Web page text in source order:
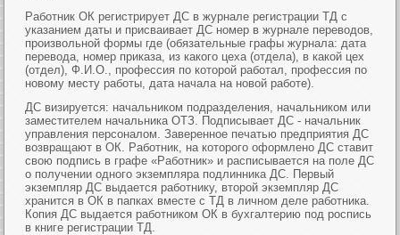
Работник ОК регистрирует ДС в журнале регистрации ТД с
указанием даты и присваивает ДС номер в журнале переводов,
произвольной формы где (обязательные графы журнала: дата
перевода, номер приказа, из какого цеха (отдела), в какой цех
(отдел), Ф.И.О., профессия по которой работал, профессия по
новому месту работы, дата начала на новой работе).
ДС визируется: начальником подразделения, начальником или
заместителем начальника ОТЗ. Подписывает ДС - начальник
управления персоналом. Заверенное печатью предприятия ДС
возвращают в ОК. Работник, на которого оформлено ДС ставит
свою подпись в графе «Работник» и расписывается на поле ДС
о получении одного экземпляра подлинника ДС. Первый
экземпляр ДС выдается работнику, второй экземпляр ДС
хранится в ОК в папках вместе с ТД в личном деле работника.
Копия ДС выдается работником ОК в бухгалтерию под роспись
в книге регистрации ТД.